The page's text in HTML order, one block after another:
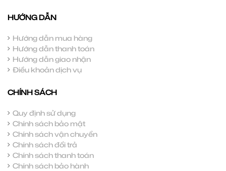
HƯỚNG DẪN
Hướng dẫn mua hàng
Hướng dẫn thanh toán
Hướng dẫn giao nhận
Điều khoản dịch vụ
CHÍNH SÁCH
Quy định sử dụng
Chính sách bảo mật
Chính sách vận chuyển
Chính sách đổi trả
Chính sách thanh toán
Chính sách bảo hành